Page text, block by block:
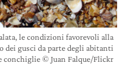
le condizioni favorevoli alla
dei gusci da parte degli abitanti
conchiglie © Juan Falque/Flickr